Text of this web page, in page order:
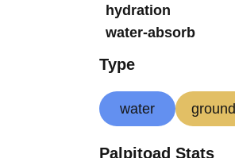
hydration
water-absorb
Type
water ground
Palpitoad Stats